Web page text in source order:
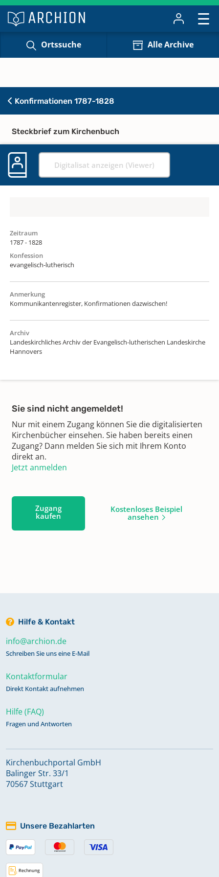
Ortssuche Alle Archive
Konfirmationen 1787-1828
Steckbrief zum Kirchenbuch
Digitalisat anzeigen (Viewer)
Zeitraum
1787 - 1828
Konfession
evangelisch-lutherisch
Anmerkung
Kommunikantenregister, Konfirmationen dazwischen!
Archiv
Landeskirchliches Archiv der Evangelisch-lutherischen Landeskirche
Hannovers
Sie sind nicht angemeldet!
Nur mit einem Zugang können Sie die digitalisierten
Kirchenbücher einsehen. Sie haben bereits einen
Zugang? Dann melden Sie sich mit Ihrem Konto
direkt an.
Jetzt anmelden
Zugang
kaufen
Kostenloses Beispiel
ansehen
Hilfe & Kontakt
info@archion.de
Schreiben Sie uns eine E-Mail
Kontaktformular
Direkt Kontakt aufnehmen
Hilfe (FAQ)
Fragen und Antworten
Kirchenbuchportal GmbH
Balinger Str. 33/1
70567 Stuttgart
Unsere Bezahlarten